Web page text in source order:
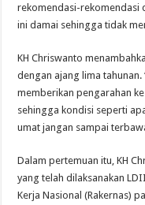
rekomendasi-rekomendasi
ini damai sehingga tidak
KH Chriswanto
dengan ajang lima
memberikan pengarahan
sehingga kondisi seperti
umat jangan sampai
Dalam pertemuan itu, KH
yang telah dilaksanakan
Kerja Nasional (Rakernas)